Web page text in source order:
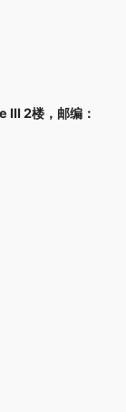
2楼，邮编：